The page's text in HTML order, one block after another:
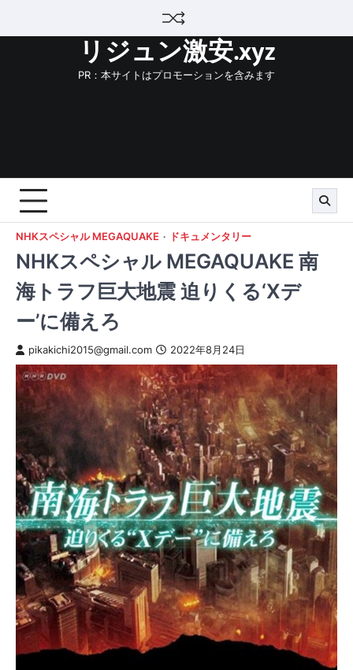
リジュン激安.xyz
PR：本サイトはプロモーションを含みます
NHKスペシャル MEGAQUAKE ドキュメンタリー
NHKスペシャル MEGAQUAKE 南
海トラフ巨大地震 迫りくる‘Xデ
ー’に備えろ
pikakichi2015@gmail.com 2022年8月24日